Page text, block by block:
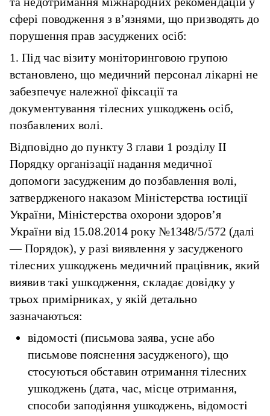
сфері поводження з в’язнями, що призводять до
порушення прав засуджених осіб:
1. Під час візиту моніторинговою групою
встановлено, що медичний персонал лікарні не
забезпечує належної фіксації та
документування тілесних ушкоджень осіб,
позбавлених волі.
Відповідно до пункту 3 глави 1 розділу II
Порядку організації надання медичної
допомоги засудженим до позбавлення волі,
затвердженого наказом Міністерства юстиції
України, Міністерства охорони здоров’я
України від 15.08.2014 року №1348/5/572 (далі
— Порядок), у разі виявлення у засудженого
тілесних ушкоджень медичний працівник, який
виявив такі ушкодження, складає довідку у
трьох примірниках, у якій детально
зазначаються:
відомості (письмова заява, усне або
письмове пояснення засудженого), що
стосуються обставин отримання тілесних
ушкоджень (дата, час, місце отримання,
способи заподіяння ушкоджень, відомості